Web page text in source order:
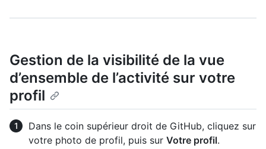
Gestion de la visibilité de la vue
d’ensemble de l’activité sur votre
profil
Dans le coin supérieur droit de GitHub, cliquez sur
votre photo de profil, puis sur Votre profil.